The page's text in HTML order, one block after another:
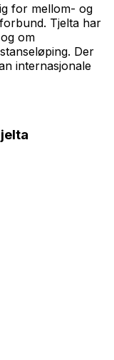
for mellom- og
Tjelta har
om
Der
internasjonale